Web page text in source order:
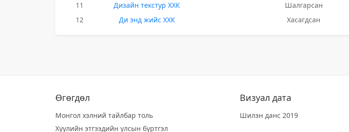
11
Дизайн текстур ХХК
Шалгарсан
12
Ди энд жийс ХХК Хасагдсан
Өгөгдөл
Монгол хэлний тайлбар толь
Хуулийн этгээдийн улсын бүртгэл
Визуал дата
Шилэн данс 2019